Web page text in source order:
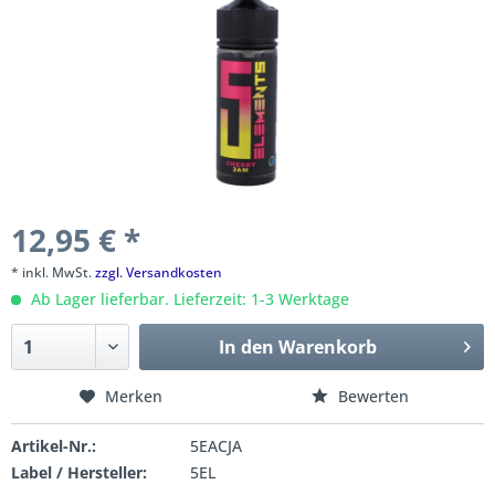
12,95 € *
* inkl. MwSt.zzgl. Versandkosten
Ab Lager lieferbar. Lieferzeit: 1-3 Werktage
In den Warenkorb
Merken Bewerten
Artikel-Nr.:
5EACJA
Label / Hersteller:
5EL